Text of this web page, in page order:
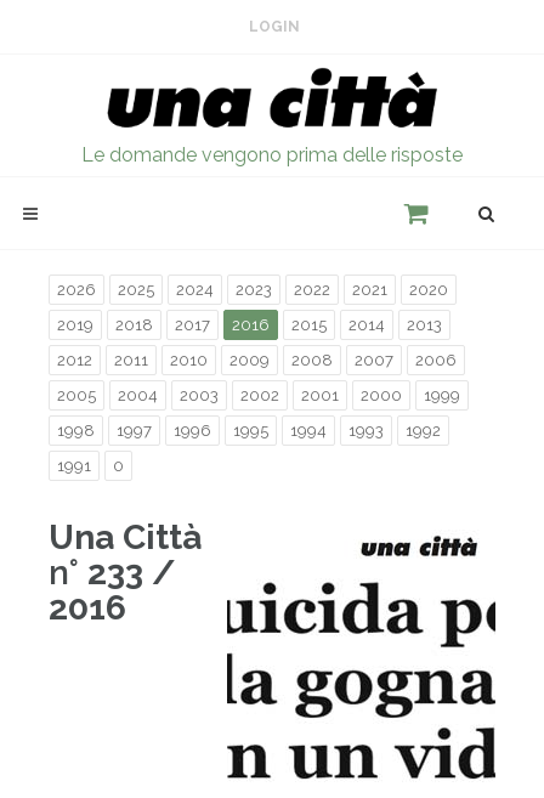
LOGIN
Le domande vengono prima delle risposte
2026 2025 2024 2023 2022 2021
2020
2019
2018 2017 2016 2015 2014
2013
2012
2011 2010 2009 2008 2007
2006
2005
2004 2003 2002 2001 2000
1999
1998
1997 1996 1995 1994 1993
1992
1991
0
Una Città
n° 233 /
2016